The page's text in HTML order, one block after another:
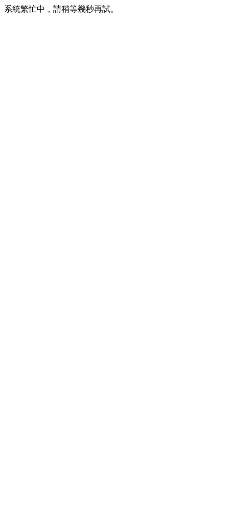
系統繁忙中，請稍等幾秒再試。